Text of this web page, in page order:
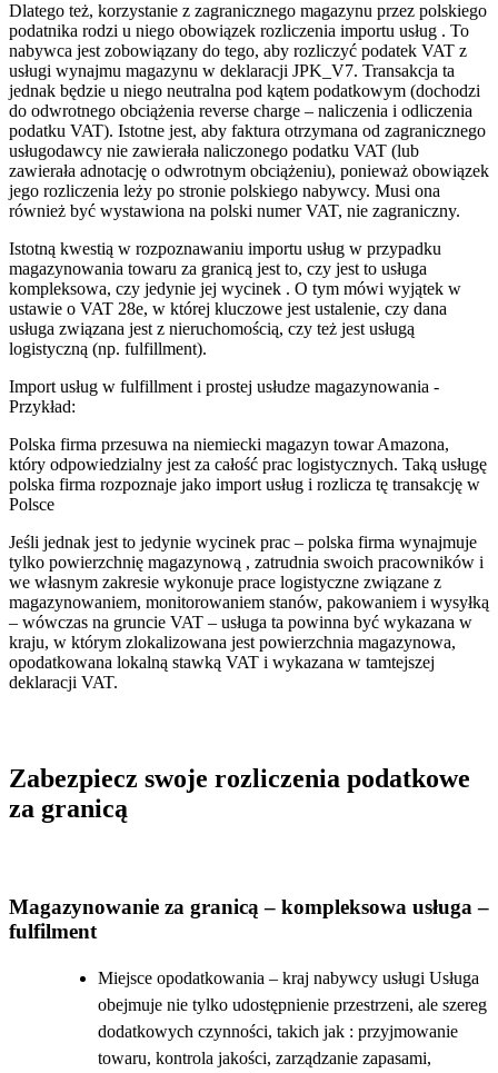
Dlatego też, korzystanie z zagranicznego magazynu przez polskiego
podatnika rodzi u niego obowiązek rozliczenia importu usług . To
nabywca jest zobowiązany do tego, aby rozliczyć podatek VAT z
usługi wynajmu magazynu w deklaracji JPK_V7. Transakcja ta
jednak będzie u niego neutralna pod kątem podatkowym (dochodzi
do odwrotnego obciążenia reverse charge – naliczenia i odliczenia
podatku VAT). Istotne jest, aby faktura otrzymana od zagranicznego
usługodawcy nie zawierała naliczonego podatku VAT (lub
zawierała adnotację o odwrotnym obciążeniu), ponieważ obowiązek
jego rozliczenia leży po stronie polskiego nabywcy. Musi ona
również być wystawiona na polski numer VAT, nie zagraniczny.
Istotną kwestią w rozpoznawaniu importu usług w przypadku
magazynowania towaru za granicą jest to, czy jest to usługa
kompleksowa, czy jedynie jej wycinek . O tym mówi wyjątek w
ustawie o VAT 28e, w której kluczowe jest ustalenie, czy dana
usługa związana jest z nieruchomością, czy też jest usługą
logistyczną (np. fulfillment).
Import usług w fulfillment i prostej usłudze magazynowania -
Przykład:
Polska firma przesuwa na niemiecki magazyn towar Amazona,
który odpowiedzialny jest za całość prac logistycznych. Taką usługę
polska firma rozpoznaje jako import usług i rozlicza tę transakcję w
Polsce
Jeśli jednak jest to jedynie wycinek prac – polska firma wynajmuje
tylko powierzchnię magazynową , zatrudnia swoich pracowników i
we własnym zakresie wykonuje prace logistyczne związane z
magazynowaniem, monitorowaniem stanów, pakowaniem i wysyłką
– wówczas na gruncie VAT – usługa ta powinna być wykazana w
kraju, w którym zlokalizowana jest powierzchnia magazynowa,
opodatkowana lokalną stawką VAT i wykazana w tamtejszej
deklaracji VAT.
Zabezpiecz swoje rozliczenia podatkowe
za granicą
Magazynowanie za granicą – kompleksowa usługa –
fulfilment
Miejsce opodatkowania – kraj nabywcy usługi Usługa
obejmuje nie tylko udostępnienie przestrzeni, ale szereg
dodatkowych czynności, takich jak : przyjmowanie
towaru, kontrola jakości, zarządzanie zapasami,